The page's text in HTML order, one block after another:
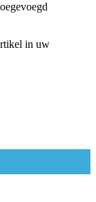
in uw